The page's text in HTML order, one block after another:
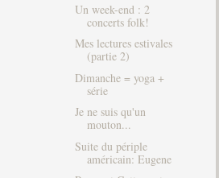
Un week-end : 2
concerts folk!
Mes lectures estivales
(partie 2)
Dimanche = yoga +
série
Je ne suis qu'un
mouton...
Suite du périple
américain: Eugene